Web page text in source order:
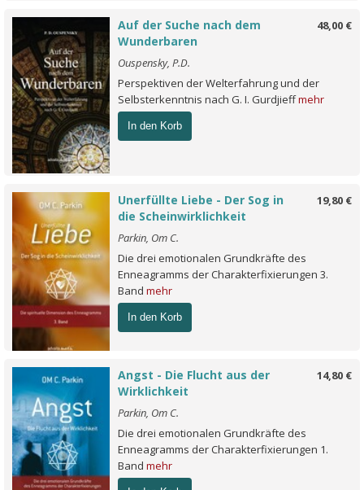
48,00 €
Auf der Suche nach dem
Wunderbaren
Ouspensky, P.D.
Perspektiven der Welterfahrung und der
Selbsterkenntnis nach G. I. Gurdjieffmehr
In den Korb
19,80 €
Unerfüllte Liebe - Der Sog in
die Scheinwirklichkeit
Parkin, Om C.
Die drei emotionalen Grundkräfte des
Enneagramms der Charakterfixierungen 3.
Band mehr
In den Korb
14,80 €
Angst - Die Flucht aus der
Wirklichkeit
Parkin, Om C.
Die drei emotionalen Grundkräfte des
Enneagramms der Charakterfixierungen 1.
Band mehr